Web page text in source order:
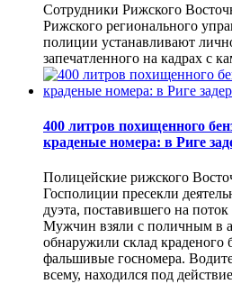
Сотрудники Рижского
Рижского регионального
полиции устанавливают
запечатленного на кадрах с
400 литров похищенного
краденые номера: в Риге
Полицейские рижского
Госполиции пресекли
дуэта, поставившего на
Мужчин взяли с поличным в
обнаружили склад краденого
фальшивые госномера.
всему, находился под